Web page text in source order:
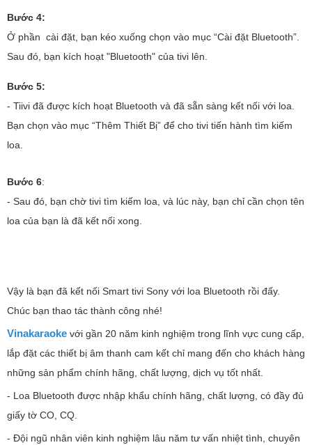
Bước 4:
Ở phần cài đặt, bạn kéo xuống chọn vào mục “Cài đặt Bluetooth”.
Sau đó, bạn kích hoạt "Bluetooth" của tivi lên.
Bước 5:
- Tiivi đã được kích hoạt Bluetooth và đã sẵn sàng kết nối với loa.
Bạn chọn vào mục “Thêm Thiết Bị” để cho tivi tiến hành tìm kiếm
loa.
Bước 6:
- Sau đó, bạn chờ tivi tìm kiếm loa, và lúc này, bạn chỉ cần chọn tên
loa của bạn là đã kết nối xong.
Vậy là bạn đã kết nối Smart tivi Sony với loa Bluetooth rồi đấy.
Chúc bạn thao tác thành công nhé!
Vinakaraoke với gần 20 năm kinh nghiệm trong lĩnh vực cung cấp,
lắp đặt các thiết bị âm thanh cam kết chỉ mang đến cho khách hàng
những sản phẩm chính hãng, chất lượng, dịch vụ tốt nhất.
- Loa Bluetooth được nhập khẩu chính hãng, chất lượng, có đầy đủ
giấy tờ CO, CQ.
- Đội ngũ nhân viên kinh nghiệm lâu năm tư vấn nhiệt tình, chuyên